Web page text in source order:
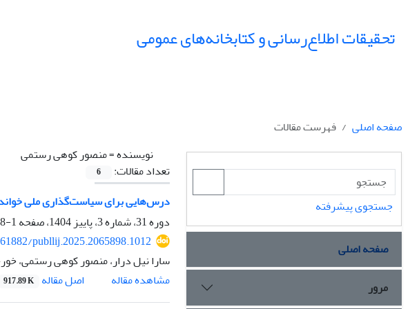
تحقیقات اطلاع‌رسانی و کتابخانه‌های عمومی
صفحه اصلی
فهرست مقالات
نویسنده =منصور کوهی رستمی
تعداد مقالات:
6
درس‌هایی برای سیاست‌گذاری ملی
دوره 31، شماره 3، پاییز 1404، صفحه
1-18
publlij.2025.2065898.1012
سارا نیل درار، منصور کوهی رستمی،
مشاهده مقاله
اصل مقاله 917.89 K
جستجوی پیشرفته
صفحه اصلی
مرور